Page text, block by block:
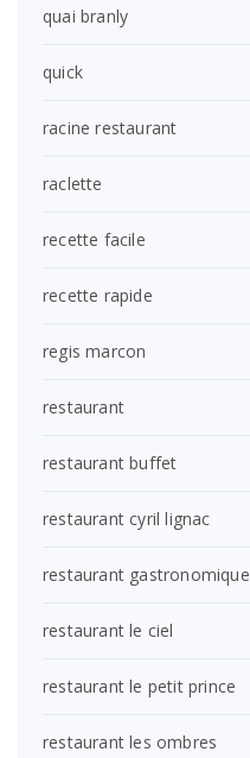
quai branly
quick
racine restaurant
raclette
recette facile
recette rapide
regis marcon
restaurant
restaurant buffet
restaurant cyril lignac
restaurant gastronomique
restaurant le ciel
restaurant le petit prince
restaurant les ombres